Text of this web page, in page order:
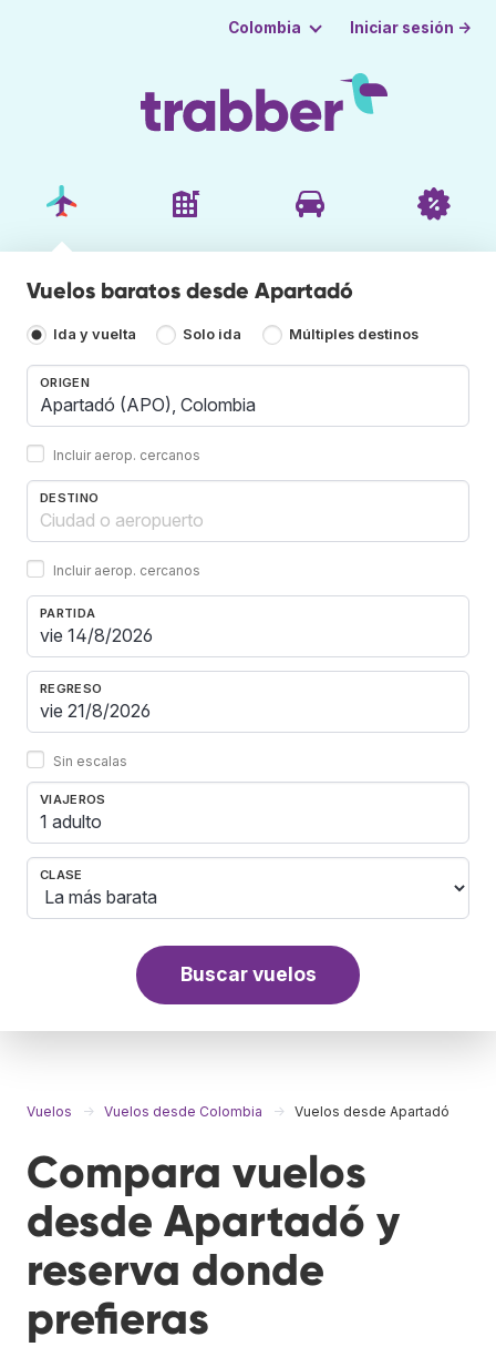
Colombia Iniciar sesión →
Vuelos baratos desde Apartadó
Ida y vuelta Solo ida Múltiples destinos
ORIGEN
Incluir aerop. cercanos
DESTINO
Incluir aerop. cercanos
PARTIDA
REGRESO
Sin escalas
VIAJEROS
1 adulto
CLASE
Buscar vuelos
Vuelos Vuelos desde Colombia Vuelos desde Apartadó
Compara vuelos
desde Apartadó y
reserva donde
prefieras